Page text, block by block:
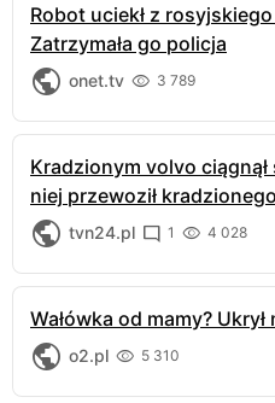
Robot uciekł z
Zatrzymała go policja
onet.tv 3 789
Kradzionym volvo
niej przewoził
tvn24.pl 1 4 028
Wałówka od mamy?
o2.pl 5 310